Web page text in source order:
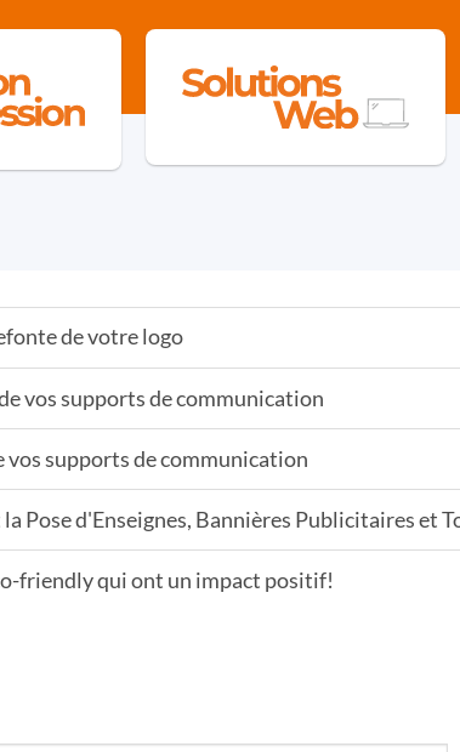
de votre logo
vos supports de communication
vos supports de communication
Pose d'Enseignes, Bannières Publicitaires et
friendly qui ont un impact positif!